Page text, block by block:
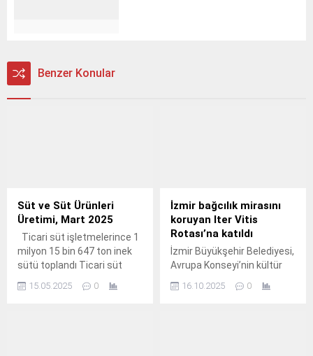
Benzer Konular
Süt ve Süt Ürünleri
Üretimi, Mart 2025
Ticari süt işletmelerince 1
milyon 15 bin 647 ton inek
sütü toplandı Ticari süt
toplanan inek sütü miktarı,
15.05.2025 0
İzmir bağcılık mirasını
koruyan Iter Vitis
Rotası’na katıldı
İzmir Büyükşehir Belediyesi,
Avrupa Konseyi’nin kültür
Vitis Rotaları Ağı’na üye
16.10.2025 0